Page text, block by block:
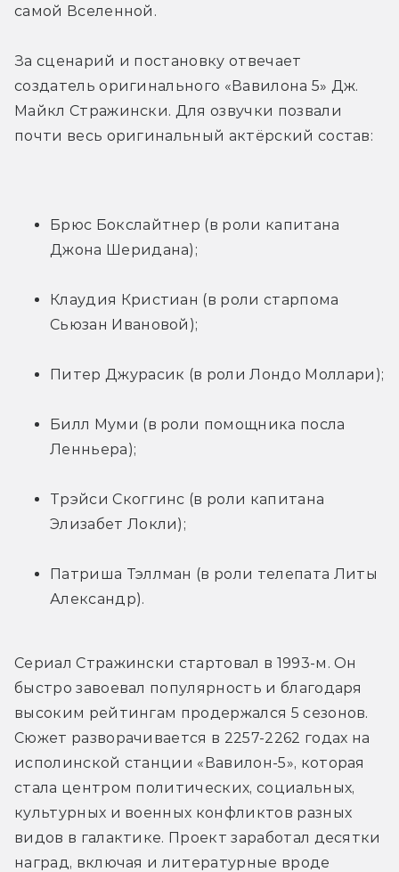
самой Вселенной.
За сценарий и постановку отвечает
создатель оригинального «Вавилона 5» Дж.
Майкл Стражински. Для озвучки позвали
почти весь оригинальный актёрский состав:
Брюс Бокслайтнер (в роли капитана
Джона Шеридана);
Клаудия Кристиан (в роли старпома
Сьюзан Ивановой);
Питер Джурасик (в роли Лондо Моллари);
Билл Муми (в роли помощника посла
Ленньера);
Трэйси Скоггинс (в роли капитана
Элизабет Локли);
Патриша Тэллман (в роли телепата Литы
Александр).
Сериал Стражински стартовал в 1993-м. Он
быстро завоевал популярность и благодаря
высоким рейтингам продержался 5 сезонов.
Сюжет разворачивается в 2257-2262 годах на
исполинской станции «Вавилон-5», которая
стала центром политических, социальных,
культурных и военных конфликтов разных
видов в галактике. Проект заработал десятки
наград, включая и литературные вроде